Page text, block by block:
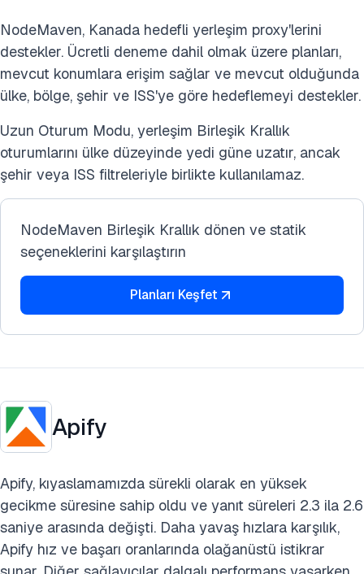
NodeMaven, Kanada hedefli yerleşim proxy'lerini
destekler. Ücretli deneme dahil olmak üzere planları,
mevcut konumlara erişim sağlar ve mevcut olduğunda
ülke, bölge, şehir ve ISS'ye göre hedeflemeyi destekler.
Uzun Oturum Modu, yerleşim Birleşik Krallık
oturumlarını ülke düzeyinde yedi güne uzatır, ancak
şehir veya ISS filtreleriyle birlikte kullanılamaz.
NodeMaven Birleşik Krallık dönen ve statik
seçeneklerini karşılaştırın
Planları Keşfet
Apify
Apify, kıyaslamamızda sürekli olarak en yüksek
gecikme süresine sahip oldu ve yanıt süreleri 2.3 ila 2.6
saniye arasında değişti. Daha yavaş hızlara karşılık,
Apify hız ve başarı oranlarında olağanüstü istikrar